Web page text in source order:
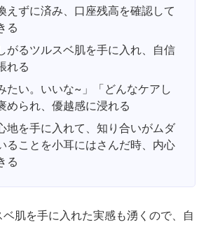
えずに済み、口座残高を確認して
る
がるツルスベ肌を手に入れ、自信
れる
たい。いいな~」「どんなケアし
められ、優越感に浸れる
地を手に入れて、知り合いがムダ
ることを小耳にはさんだ時、内心
る
肌を手に入れた実感も湧くので、自